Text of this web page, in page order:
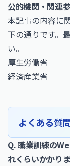
公的機関・関連
本記事の内容に
下の通りです。
い。
厚生労働省
経済産業省
よくある質
Q. 職業訓練の
れくらいかかり